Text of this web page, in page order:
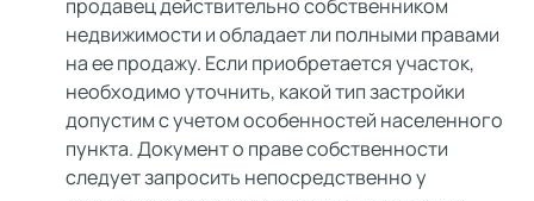
продавец действительно собственником
недвижимости и обладает ли полными правами
на ее продажу. Если приобретается участок,
необходимо уточнить, какой тип застройки
допустим с учетом особенностей населенного
пункта. Документ о праве собственности
следует запросить непосредственно у